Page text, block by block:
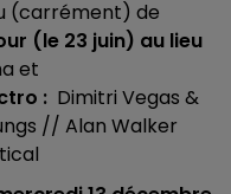
(carrément) de
(le 23 juin) au lieu
et
: Dimitri Vegas &
// Alan Walker